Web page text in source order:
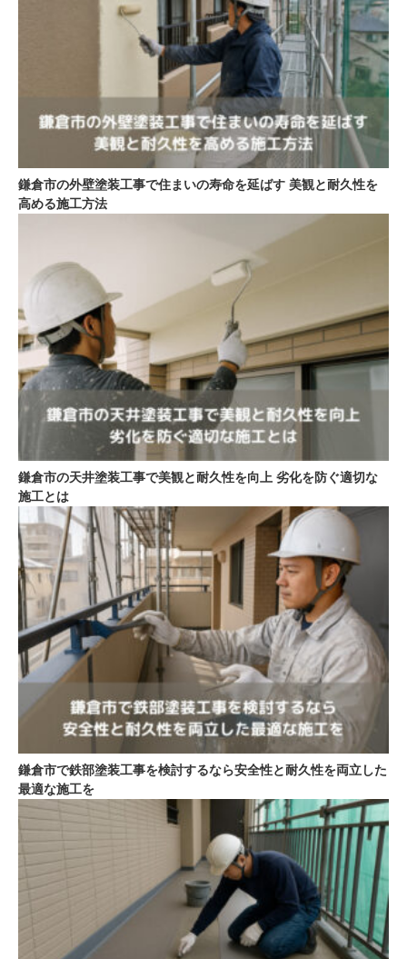
鎌倉市の外壁塗装工事で住まいの寿命を延ばす 美観と耐久性を
高める施工方法
鎌倉市の天井塗装工事で美観と耐久性を向上 劣化を防ぐ適切な
施工とは
鎌倉市で鉄部塗装工事を検討するなら安全性と耐久性を両立した
最適な施工を